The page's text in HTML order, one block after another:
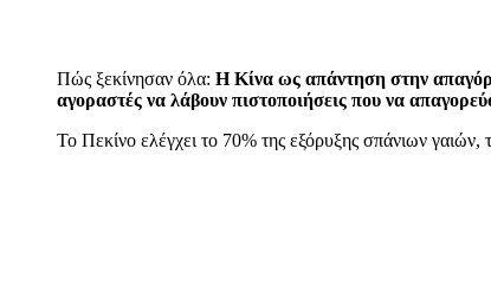
Πώς ξεκίνησαν όλα: Η Κίνα ως απάντηση στην
αγοραστές να λάβουν πιστοποιήσεις που να
Το Πεκίνο ελέγχει το 70% της εξόρυξης σπάνιων